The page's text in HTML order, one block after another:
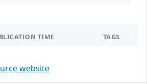
TIME TAGS
website